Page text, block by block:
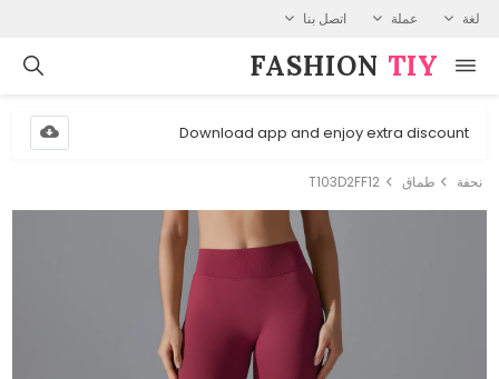
لغة عملة اتصل بنا
FASHION⁠ TIY
Download app and enjoy extra discount
نحفة طماق T103D2FF12